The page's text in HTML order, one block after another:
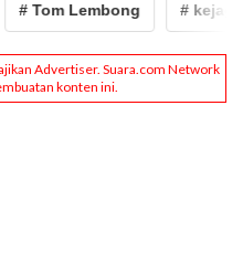
# Tom Lembong # kejagung